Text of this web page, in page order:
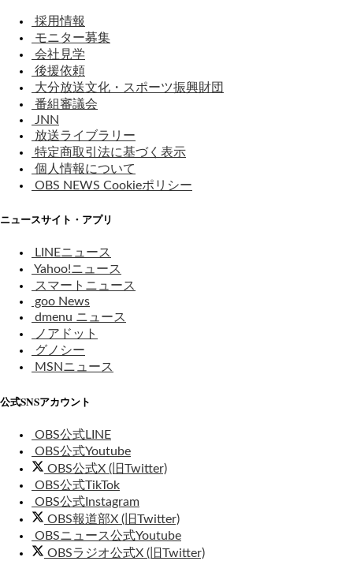
採用情報
モニター募集
会社見学
後援依頼
大分放送文化・スポーツ振興財団
番組審議会
JNN
放送ライブラリー
特定商取引法に基づく表示
個人情報について
OBS NEWS Cookieポリシー
ニュースサイト・アプリ
LINEニュース
Yahoo!ニュース
スマートニュース
goo News
dmenu ニュース
ノアドット
グノシー
MSNニュース
公式SNSアカウント
OBS公式LINE
OBS公式Youtube
OBS公式X (旧Twitter)
OBS公式TikTok
OBS公式Instagram
OBS報道部X (旧Twitter)
OBSニュース公式Youtube
OBSラジオ公式X (旧Twitter)